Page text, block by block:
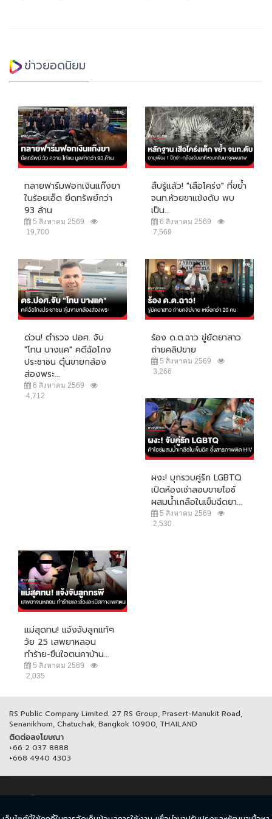
ข่าวยอดนิยม
ทลายฟาร์มฟอกเงินแก๊งยา
ในร้อยเอ็ด ยึดทรัพย์กว่า
93 ล้าน
5 สิงหาคม 2569
19,700
สืบรู้แล้ว! "เสือโคร่ง" ที่ขย้ำ
จนท.ห้วยขาแข้งดับ พบ
เป็น...
6 สิงหาคม 2569
7,569
ด่วน! ตำรวจ ปอศ. จับ
"โทน บางแค" คดีฉ้อโกง
ประชาชน ตุ๋นขายกล้อง
ส่องพระ...
6 สิงหาคม 2569
4,712
ร้อง ด.ต.ฉาว ขู่ยัดยาสาว
ถ่ายคลิปขาย
5 สิงหาคม 2569
3,266
ผงะ! บุกรวบคู่รัก LGBTQ
เปิดห้องเช่าลอบขายไอซ์
ผสมน้ำเกลือในเข็มฉีดยา...
5 สิงหาคม 2569
2,530
แม่สุดทน! แจ้งจับลูกแท้ๆ
วัย 25 เสพยาหลอน
ทำร้าย-ขืนใจตนคาบ้าน...
5 สิงหาคม 2569
2,035
RS Public Company Limited. 27 RS Group, Prasert-Manukit Road,
Senanikhom, Chatuchak, Bangkok 10900, THAILAND
ติดต่อลงโฆษณา
+66 2 037 8888
+668 4940 4303
© COPYRIGHT 2017 THAICH8.COM, ALL RIGHT RESERVED.